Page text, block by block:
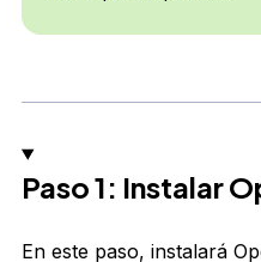
Paso 1: Instalar
En este paso, instalará